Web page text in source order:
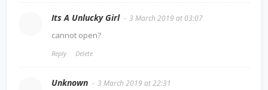
Its A Unlucky Girl 3 March 2019 at 03:07
cannot open?
Reply Delete
Unknown 3 March 2019 at 22:31